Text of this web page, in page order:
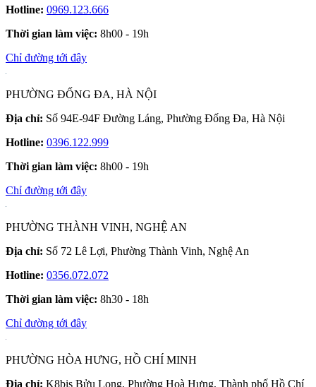
Hotline: 0969.123.666
Thời gian làm việc: 8h00 - 19h
Chỉ đường tới đây
PHƯỜNG ĐỐNG ĐA, HÀ NỘI
Địa chỉ: Số 94E-94F Đường Láng, Phường Đống Đa, Hà Nội
Hotline: 0396.122.999
Thời gian làm việc: 8h00 - 19h
Chỉ đường tới đây
PHƯỜNG THÀNH VINH, NGHỆ AN
Địa chỉ: Số 72 Lê Lợi, Phường Thành Vinh, Nghệ An
Hotline: 0356.072.072
Thời gian làm việc: 8h30 - 18h
Chỉ đường tới đây
PHƯỜNG HÒA HƯNG, HỒ CHÍ MINH
Địa chỉ: K8bis Bửu Long, Phường Hoà Hưng, Thành phố Hồ Chí